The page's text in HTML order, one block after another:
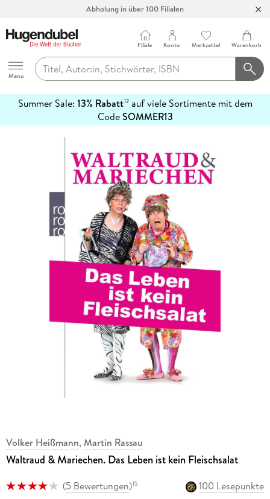
Abholung in über 100 Filialen
Hugendubel
Menu
Filiale Konto Merkzettel Warenkorb
Summer Sale: 13% Rabatt12auf viele Sortimente mit dem
CodeSOMMER13
erfahren
Volker Heißmann, Martin Rassau
Waltraud & Mariechen. Das Leben ist kein Fleischsalat
(5 Bewertungen)15
100 Lesepunkte